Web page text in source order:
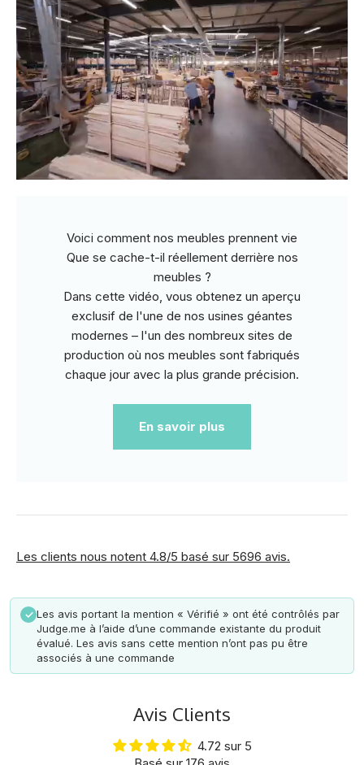
Voici comment nos meubles prennent vie
Que se cache-t-il réellement derrière nos
meubles ?
Dans cette vidéo, vous obtenez un aperçu
exclusif de l'une de nos usines géantes
modernes – l'un des nombreux sites de
production où nos meubles sont fabriqués
chaque jour avec la plus grande précision.
En savoir plus
Les clients nous notent 4.8/5 basé sur 5696 avis.
✓ Les avis portant la mention « Vérifié » ont été contrôlés par
Judge.me à l’aide d’une commande existante du produit
évalué. Les avis sans cette mention n’ont pas pu être
associés à une commande
Avis Clients
4.72 sur 5